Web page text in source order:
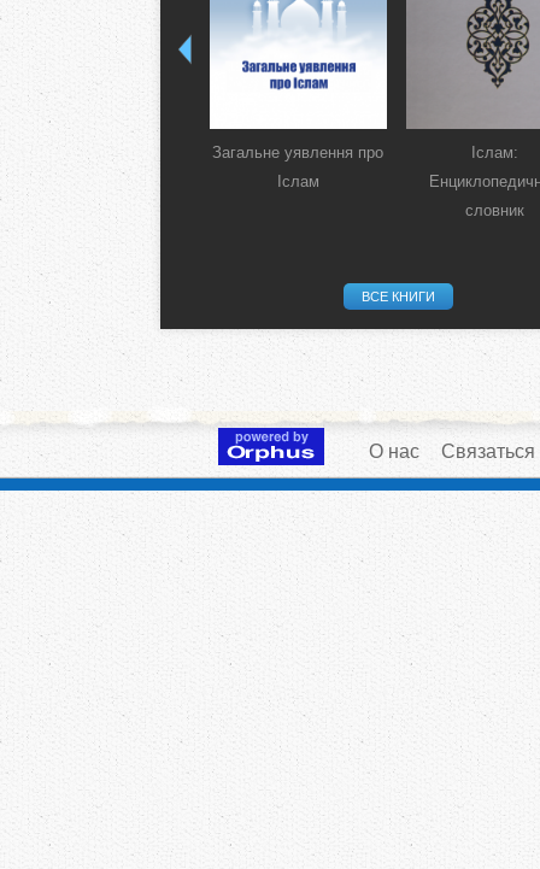
Загальне уявлення про
Іслам
Іслам:
словник
ВСЕ КНИГИ
О нас